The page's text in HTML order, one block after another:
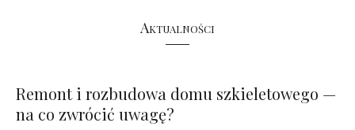
Aktualności
Remont i rozbudowa domu szkieletowego —
na co zwrócić uwagę?